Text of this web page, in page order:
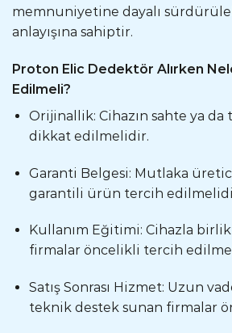
memnuniyetine dayalı
anlayışına sahiptir.
Proton Elic Dedektör Alırken
Edilmeli?
Orijinallik: Cihazın sahte ya da
dikkat edilmelidir.
Garanti Belgesi: Mutlaka
garantili ürün tercih
Kullanım Eğitimi: Cihazla
firmalar öncelikli tercih
Satış Sonrası Hizmet: Uzun
teknik destek sunan firmalar